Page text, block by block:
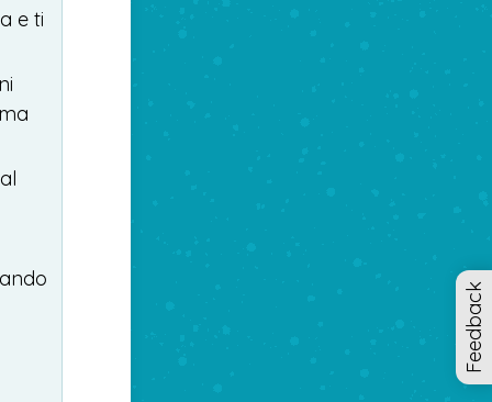
e ti
al
Feedback